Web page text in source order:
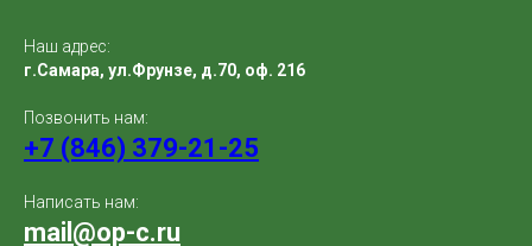
Наш адрес:
г.Самара, ул.Фрунзе, д.70, оф. 216
Позвонить нам:
+7 (846) 379-21-25
Написать нам:
mail@op-c.ru